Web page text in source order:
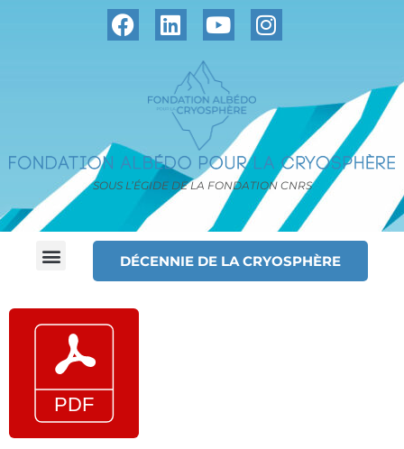
SOUS L’ÉGIDE DE LA FONDATION CNRS
DÉCENNIE DE LA CRYOSPHÈRE